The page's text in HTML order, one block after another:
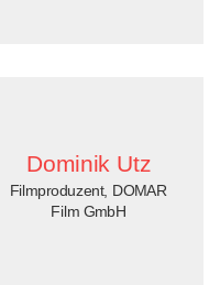
Dominik Utz
Filmproduzent, DOMAR
Film GmbH